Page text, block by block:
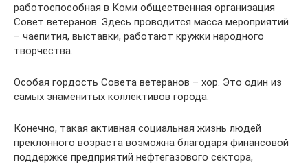
работоспособная в Коми общественная организация
Совет ветеранов. Здесь проводится масса мероприятий
– чаепития, выставки, работают кружки народного
творчества.
Особая гордость Совета ветеранов – хор. Это один из
самых знаменитых коллективов города.
Конечно, такая активная социальная жизнь людей
преклонного возраста возможна благодаря финансовой
поддержке предприятий нефтегазового сектора,